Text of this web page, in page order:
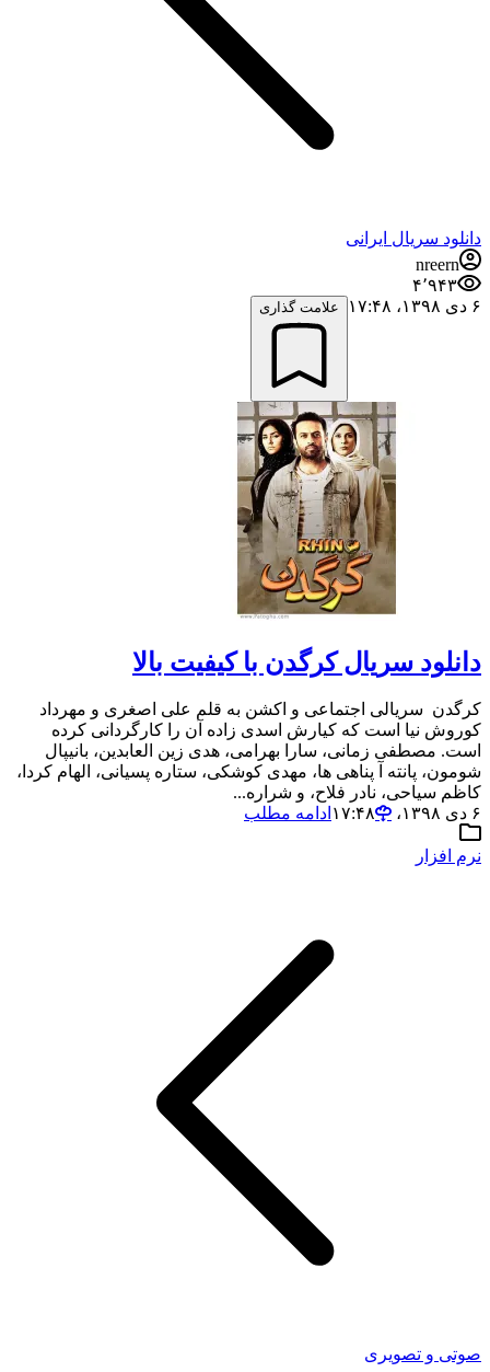
دانلود سریال ایرانی
nreern
۴٬۹۴۳
۶ دی ۱۳۹۸،‏ ۱۷:۴۸
علامت گذاری
دانلود سریال کرگدن با کیفیت بالا
کرگدن سریالی اجتماعی و اکشن به قلم علی اصغری و مهرداد
کوروش نیا است که کیارش اسدی زاده آن را کارگردانی کرده
است. مصطفی زمانی، سارا بهرامی، هدی زین العابدین، بانیپال
شومون، پانته آ پناهی ها، مهدی کوشکی، ستاره پسیانی، الهام کردا،
کاظم سیاحی، نادر فلاح، و شراره...
۶ دی ۱۳۹۸،‏ ۱۷:۴۸
ادامه مطلب
نرم افزار
صوتی و تصویری